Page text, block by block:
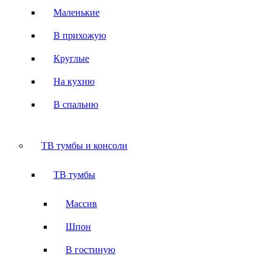
Маленькие
В прихожую
Круглые
На кухню
В спальню
ТВ тумбы и консоли
ТВ тумбы
Массив
Шпон
В гостиную